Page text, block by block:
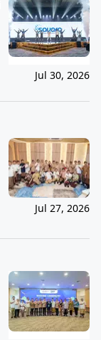
Jul 30, 2026
Jul 27, 2026